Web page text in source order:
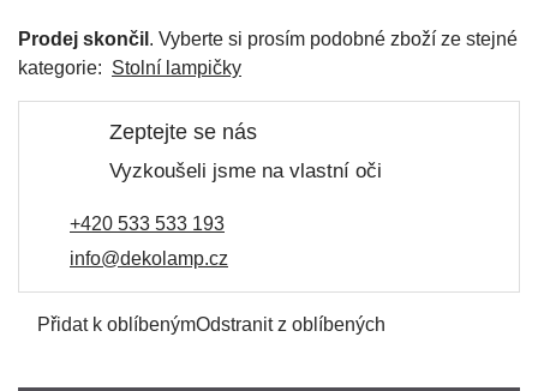
Prodej skončil . Vyberte si prosím podobné zboží ze stejné
kategorie: Stolní lampičky
Zeptejte se nás
Vyzkoušeli jsme na vlastní oči
+420 533 533 193
info@dekolamp.cz
Přidat k oblíbenýmOdstranit z oblíbených